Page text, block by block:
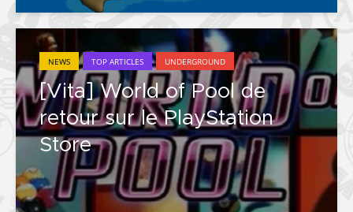
NEWS TOP ARTICLES UNDERGROUND
[Vita] World of Pool de
retour sur le PlayStation
Store